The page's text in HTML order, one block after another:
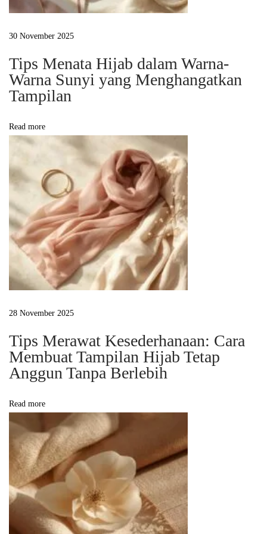
l
m
i
s
o
a
S
d
n
g
T
e
5
30 November 2025
Tips Menata Hijab dalam Warna-
Warna Sunyi yang Menghangatkan
Tampilan
Read more
28 November 2025
Tips Merawat Kesederhanaan: Cara
Membuat Tampilan Hijab Tetap
Anggun Tanpa Berlebih
Read more